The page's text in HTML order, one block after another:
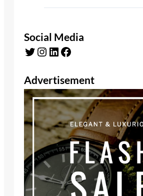
Social Media
Twitter Instagram LinkedIn Facebook
Advertisement